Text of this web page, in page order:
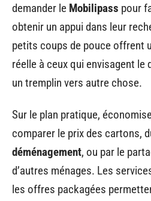
demander le Mobilipass pour
obtenir un appui dans leur
petits coups de pouce offrent
réelle à ceux qui envisagent le
un tremplin vers autre chose.
Sur le plan pratique,
comparer le prix des cartons,
déménagement, ou par le
d’autres ménages. Les
les offres packagées